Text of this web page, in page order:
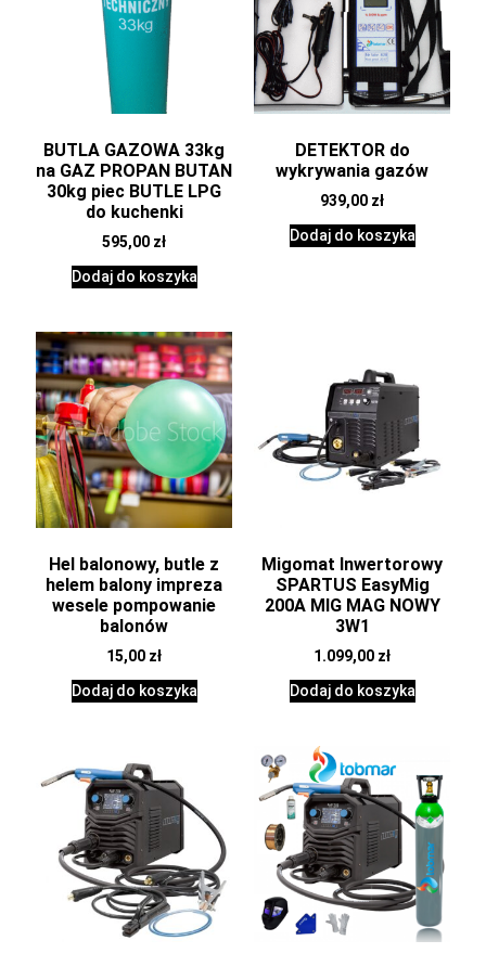
BUTLA GAZOWA 33kg
na GAZ PROPAN BUTAN
30kg piec BUTLE LPG
do kuchenki
595,00 zł
Dodaj do koszyka
DETEKTOR do
wykrywania gazów
939,00 zł
Dodaj do koszyka
Hel balonowy, butle z
helem balony impreza
wesele pompowanie
balonów
15,00 zł
Dodaj do koszyka
Migomat Inwertorowy
SPARTUS EasyMig
200A MIG MAG NOWY
3W1
1.099,00 zł
Dodaj do koszyka